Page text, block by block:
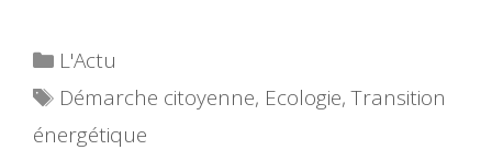
Catégories
L'Actu
Étiquettes
Démarche citoyenne, Ecologie,Transition
énergétique